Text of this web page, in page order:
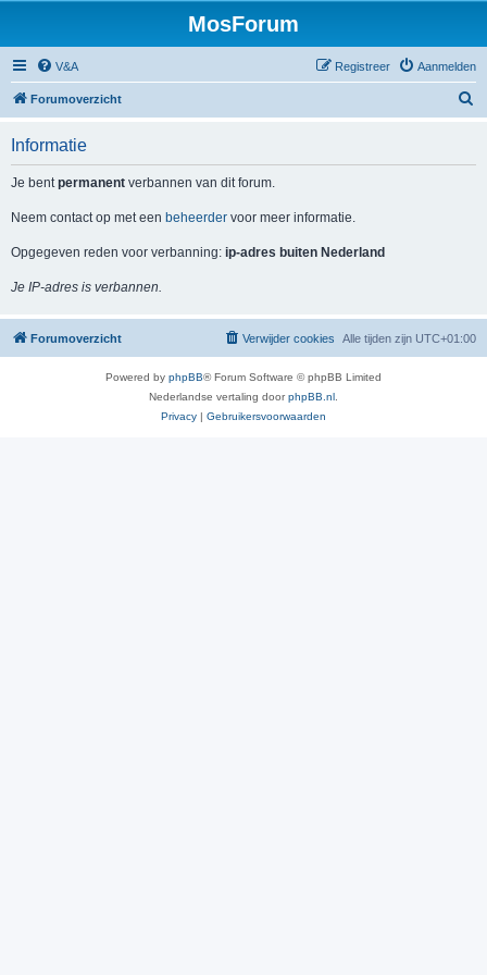
MosForum
V&A Aanmelden
Registreer
Forumoverzicht
Informatie
Je bentpermanent verbannen van dit forum.
Neem contact op met een beheerder voor meer informatie.
Opgegeven reden voor verbanning: ip-adres buiten Nederland
Je IP-adres is verbannen.
Forumoverzicht Alle tijden zijn UTC+01:00
Verwijder cookies
Powered by phpBB® Forum Software © phpBB Limited
Nederlandse vertaling doorphpBB.nl
Privacy | Gebruikersvoorwaarden